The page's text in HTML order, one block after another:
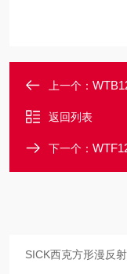
上一个： WTB12-
返回列表
下一个： WTF12-